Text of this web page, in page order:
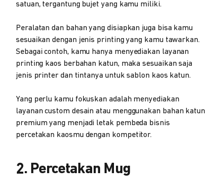
satuan, tergantung bujet yang kamu miliki.
Peralatan dan bahan yang disiapkan juga bisa kamu
sesuaikan dengan jenis printing yang kamu tawarkan.
Sebagai contoh, kamu hanya menyediakan layanan
printing kaos berbahan katun, maka sesuaikan saja
jenis printer dan tintanya untuk sablon kaos katun.
Yang perlu kamu fokuskan adalah menyediakan
layanan custom desain atau menggunakan bahan katun
premium yang menjadi letak pembeda bisnis
percetakan kaosmu dengan kompetitor.
2. Percetakan Mug